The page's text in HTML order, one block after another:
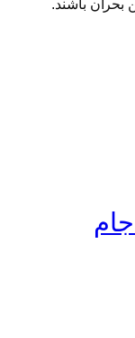
بحران باشند.